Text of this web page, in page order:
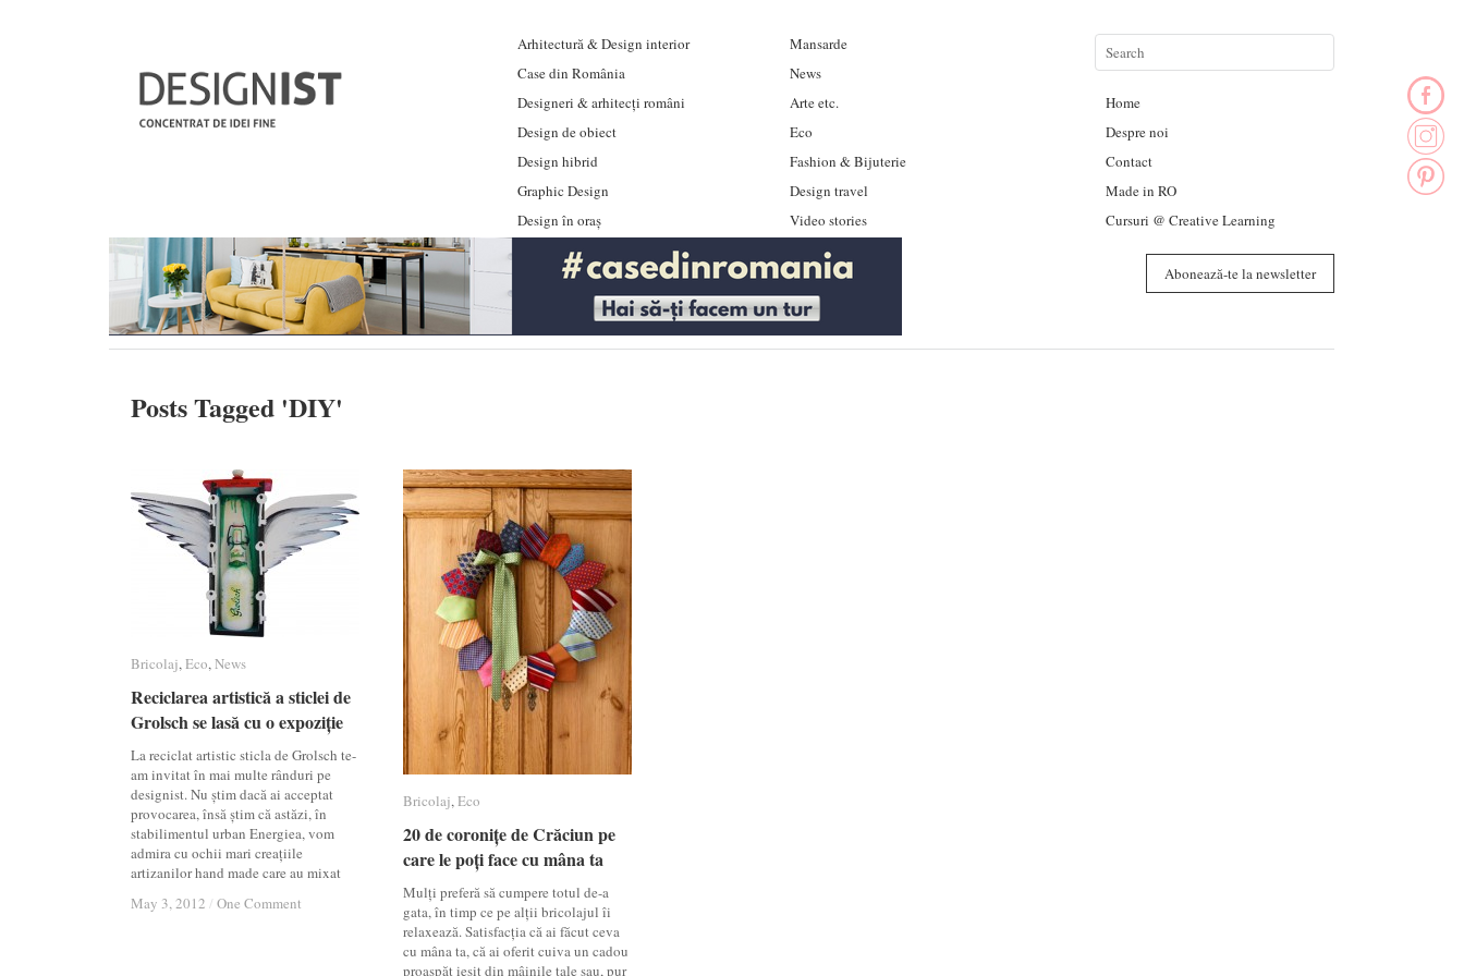
Arhitectură & Design interior
Case din România
Designeri & arhitecți români
Design de obiect
Design hibrid
Graphic Design
Design în oraș
Mansarde
News
Arte etc.
Eco
Fashion & Bijuterie
Design travel
Video stories
Home
Despre noi
Contact
Made in RO
Cursuri @ Creative Learning
Abonează-te la newsletter
Posts Tagged 'DIY'
Bricolaj,Eco,News
Reciclarea artistică a sticlei de
Grolsch se lasă cu o expoziție
La reciclat artistic sticla de Grolsch te-
am invitat în mai multe rânduri pe
designist. Nu știm dacă ai acceptat
provocarea, însă știm că astăzi, în
stabilimentul urban Energiea, vom
admira cu ochii mari creațiile
artizanilor hand made care au mixat
May 3, 2012 / One Comment
Bricolaj Eco News
Reciclarea artistică a sticlei de
Grolsch se lasă cu o expoziție
May 3, 2012 / One Comment
Bricolaj,Eco
20 de coronițe de Crăciun pe
care le poți face cu mâna ta
Mulți preferă să cumpere totul de-a
gata, în timp ce pe alții bricolajul îi
relaxează. Satisfacția că ai făcut ceva
cu mâna ta, că ai oferit cuiva un cadou
proaspăt ieșit din mâinile tale sau, pur
Bricolaj Eco
20 de coronițe de Crăciun pe
care le poți face cu mâna ta